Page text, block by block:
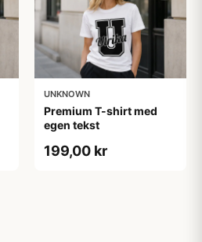
UNKNOWN
Premium T-shirt med
egen tekst
199,00 kr